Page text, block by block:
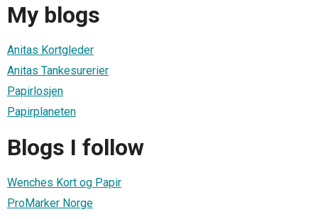
My blogs
Anitas Kortgleder
Anitas Tankesurerier
Papirlosjen
Papirplaneten
Blogs I follow
Wenches Kort og Papir
ProMarker Norge